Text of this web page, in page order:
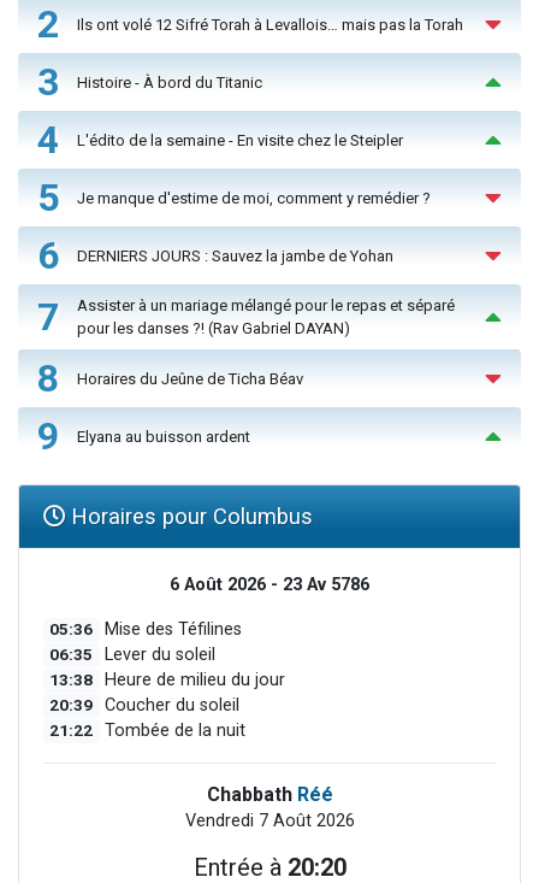
2 Ils ont volé 12 Sifré Torah à Levallois… mais pas la Torah
3 Histoire - À bord du Titanic
4 L'édito de la semaine - En visite chez le Steipler
5 Je manque d'estime de moi, comment y remédier ?
6 DERNIERS JOURS : Sauvez la jambe de Yohan
7
Assister à un mariage mélangé pour le repas et séparé
pour les danses ?! (Rav Gabriel DAYAN)
8 Horaires du Jeûne de Ticha Béav
9 Elyana au buisson ardent
Horaires pour Columbus
6 Août 2026 - 23 Av 5786
05:36 Mise des Téfilines
06:35 Lever du soleil
13:38 Heure de milieu du jour
20:39 Coucher du soleil
21:22 Tombée de la nuit
Chabbath Réé
Vendredi 7 Août 2026
Entrée à 20:20